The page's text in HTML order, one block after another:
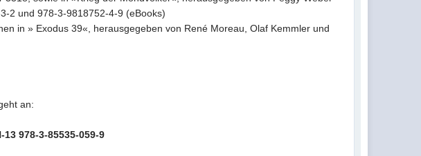
2 und 978-3-9818752-4-9 (eBooks)
in » Exodus 39«, herausgegeben von René Moreau, Olaf Kemmler und
an:
978-3-85535-059-9